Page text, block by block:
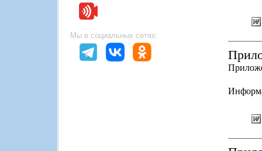
Мы в социальных сетях: